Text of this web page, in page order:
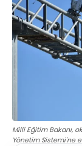
Milli Eğitim Bakanı,
Yönetim Sistemi'ne